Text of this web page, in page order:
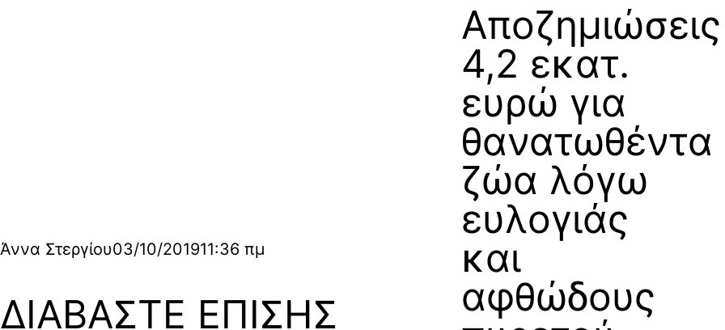
Άννα Στεργίου03/10/201911:36 πμ
ΔΙΑΒΑΣΤΕ ΕΠΙΣΗΣ
Αποζημιώσεις
4,2 εκατ.
ευρώ για
θανατωθέντα
ζώα λόγω
ευλογιάς
και
αφθώδους